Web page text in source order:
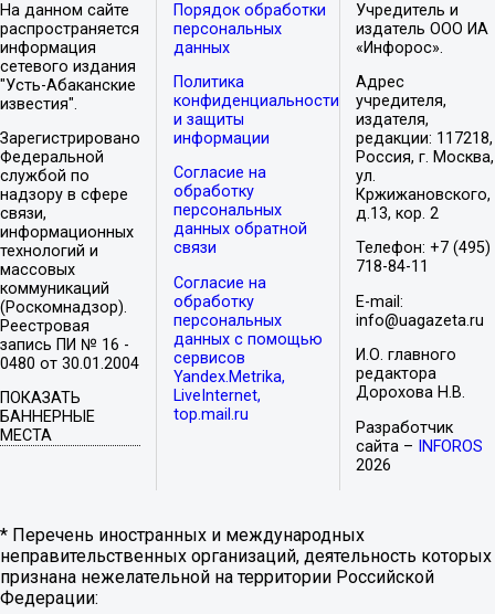
На данном сайте
распространяется
информация
сетевого издания
"Усть-Абаканские
известия".
Зарегистрировано
Федеральной
службой по
надзору в сфере
связи,
информационных
технологий и
массовых
коммуникаций
(Роскомнадзор).
Реестровая
запись ПИ № 16 -
0480 от 30.01.2004
ПОКАЗАТЬ
БАННЕРНЫЕ
МЕСТА
Порядок обработки
персональных
данных
Политика
конфиденциальности
и защиты
информации
Согласие на
обработку
персональных
данных обратной
связи
Согласие на
обработку
персональных
данных с помощью
сервисов
Yandex.Metrika,
LiveInternet,
top.mail.ru
Учредитель и
издатель ООО ИА
«Инфорос».
Адрес
учредителя,
издателя,
редакции: 117218,
Россия, г. Москва,
ул.
Кржижановского,
д.13, кор. 2
Телефон: +7 (495)
718-84-11
E-mail:
info@uagazeta.ru
И.О. главного
редактора
Дорохова Н.В.
Разработчик
сайта –
INFOROS
2026
* Перечень иностранных и международных
неправительственных организаций, деятельность которых
признана нежелательной на территории Российской
Федерации: